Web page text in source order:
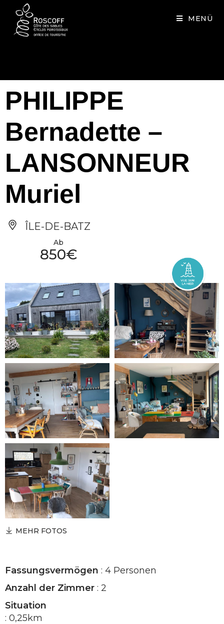
MENÜ
PHILIPPE
Bernadette –
LANSONNEUR
Muriel
ÎLE-DE-BATZ
Ab
850€
MEHR FOTOS
Fassungsvermögen : 4 Personen
Anzahl der Zimmer : 2
Situation
: 0,25km
Cookies management panel